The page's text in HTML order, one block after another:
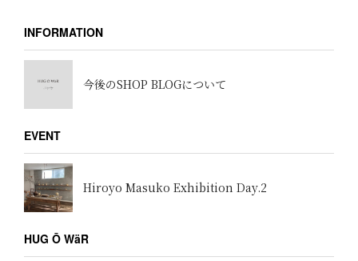
INFORMATION
今後のSHOP BLOGについて
EVENT
Hiroyo Masuko Exhibition Day.2
HUG Ō WäR